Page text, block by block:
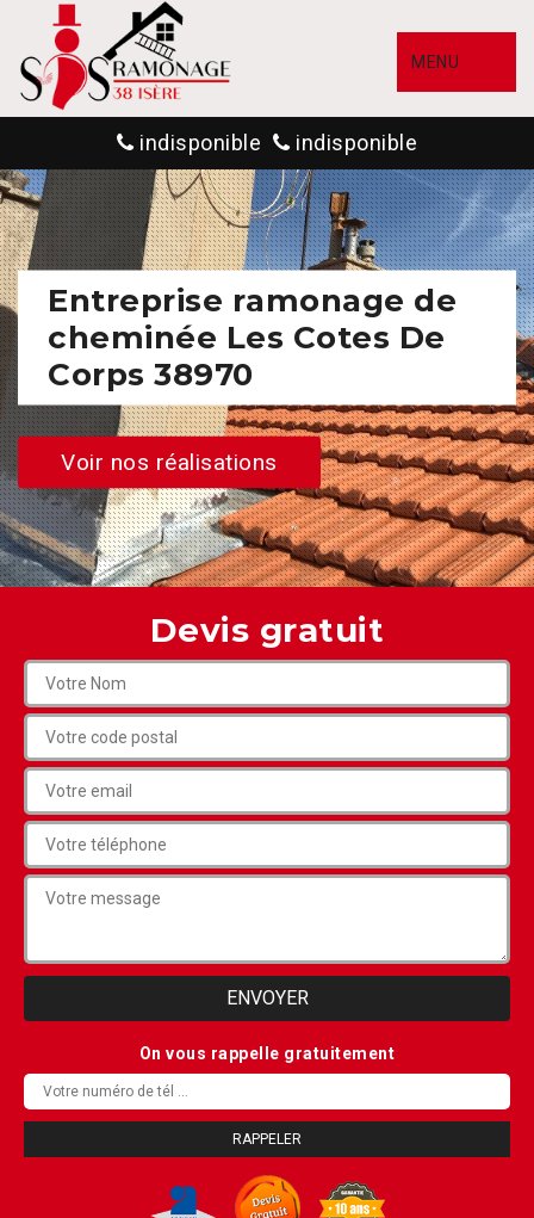
MENU
indisponible indisponible
Entreprise ramonage de
cheminée Les Cotes De
Corps 38970
Voir nos réalisations
Devis gratuit
On vous rappelle gratuitement